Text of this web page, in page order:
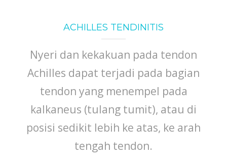
EXPERTS
ACHILLES TENDINITIS
Nyeri dan kekakuan pada tendon
Achilles dapat terjadi pada bagian
tendon yang menempel pada
kalkaneus (tulang tumit), atau di
posisi sedikit lebih ke atas, ke arah
tengah tendon.